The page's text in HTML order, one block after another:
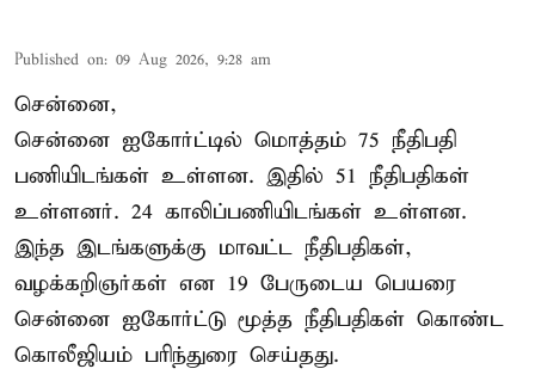
Published on: 09 Aug 2026, 9:28 am
சென்னை,
சென்னை ஐகோர்ட்டில் மொத்தம் 75 நீதிபதி
பணியிடங்கள் உள்ளன. இதில் 51 நீதிபதிகள்
உள்ளனர். 24 காலிப்பணியிடங்கள் உள்ளன.
இந்த இடங்களுக்கு மாவட்ட நீதிபதிகள்,
வழக்கறிஞர்கள் என 19 பேருடைய பெயரை
சென்னை ஐகோர்ட்டு மூத்த நீதிபதிகள் கொண்ட
கொலீஜியம் பரிந்துரை செய்தது.